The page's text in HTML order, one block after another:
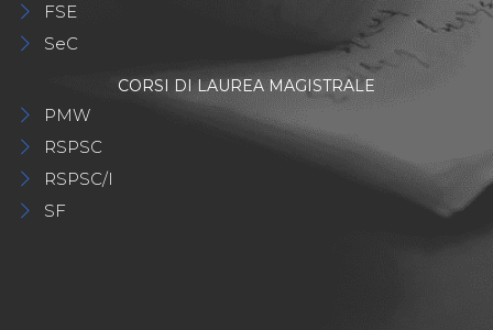
FSE
SeC
CORSI DI LAUREA MAGISTRALE
PMW
RSPSC
RSPSC/I
SF